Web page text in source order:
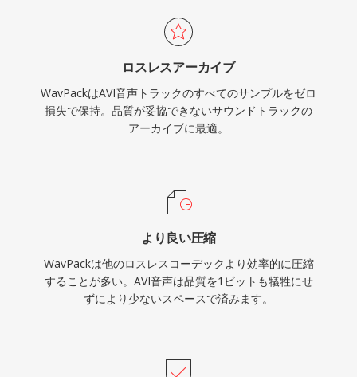
WavPackはまたAPEv2タグ、埋め込みキューシ
ート、ReplayGain値によるリッチなメタデータ
をサポートし、最も几帳面な音楽ライブラリの整
理ニーズにも対応します。
ロスレスアーカイブ
WavPackはAVI音声トラックのすべてのサンプルをゼロ
損失で保持。品質が妥協できないサウンドトラックの
アーカイブに最適。
より良い圧縮
WavPackは他のロスレスコーデックより効率的に圧縮
することが多い。AVI音声は品質を1ビットも犠牲にせ
ずにより少ないスペースで済みます。